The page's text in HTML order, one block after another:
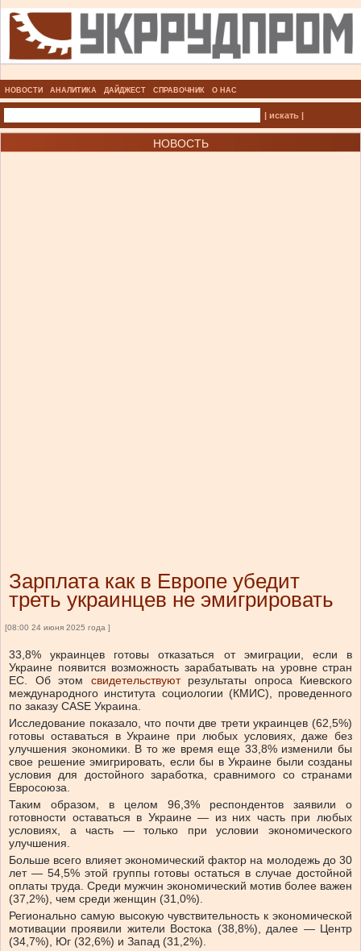
НОВОСТИ АНАЛИТИКА ДАЙДЖЕСТ СПРАВОЧНИК О НАС
| искать |
НОВОСТЬ
Зарплата как в Европе убедит
треть украинцев не эмигрировать
[08:00 24 июня 2025 года ]
33,8% украинцев готовы отказаться от эмиграции, если в
Украине появится возможность зарабатывать на уровне стран
ЕС. Об этом свидетельствуют результаты опроса Киевского
международного института социологии (КМИС), проведенного
по заказу CASE Украина.
Исследование показало, что почти две трети украинцев (62,5%)
готовы оставаться в Украине при любых условиях, даже без
улучшения экономики. В то же время еще 33,8% изменили бы
свое решение эмигрировать, если бы в Украине были созданы
условия для достойного заработка, сравнимого со странами
Евросоюза.
Таким образом, в целом 96,3% респондентов заявили о
готовности оставаться в Украине — из них часть при любых
условиях, а часть — только при условии экономического
улучшения.
Больше всего влияет экономический фактор на молодежь до 30
лет — 54,5% этой группы готовы остаться в случае достойной
оплаты труда. Среди мужчин экономический мотив более важен
(37,2%), чем среди женщин (31,0%).
Регионально самую высокую чувствительность к экономической
мотивации проявили жители Востока (38,8%), далее — Центр
(34,7%), Юг (32,6%) и Запад (31,2%).